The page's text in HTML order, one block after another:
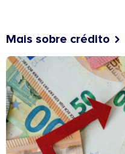
Mais sobre crédito